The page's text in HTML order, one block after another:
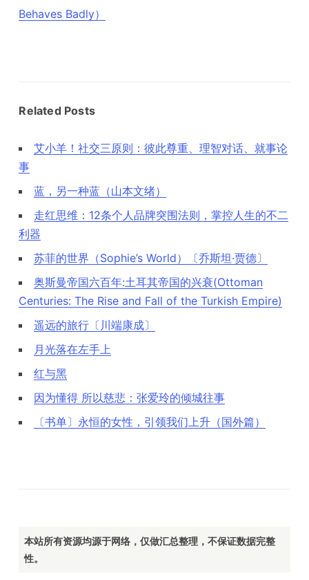
Behaves Badly）
Related Posts
艾小羊！社交三原则：彼此尊重、理智对话、就事论
事
蓝，另一种蓝（山本文绪）
走红思维：12条个人品牌突围法则，掌控人生的不二
利器
苏菲的世界（Sophie’s World）〔乔斯坦·贾德〕
奥斯曼帝国六百年:土耳其帝国的兴衰(Ottoman
Centuries: The Rise and Fall of the Turkish Empire)
遥远的旅行〔川端康成〕
月光落在左手上
红与黑
因为懂得 所以慈悲：张爱玲的倾城往事
〔书单〕永恒的女性，引领我们上升（国外篇）
本站所有资源均源于网络，仅做汇总整理，不保证数据完整
性。